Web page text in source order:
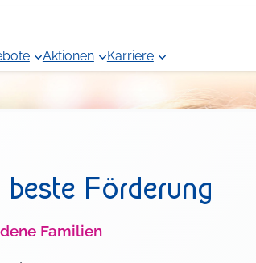
Aktionen Karriere
Förderung
Familien